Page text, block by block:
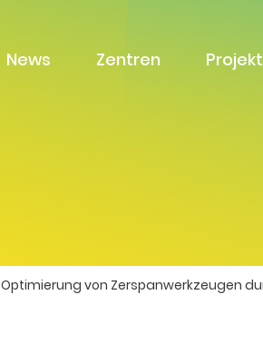
News Zentren
Optimierung von Zerspanwerkzeugen